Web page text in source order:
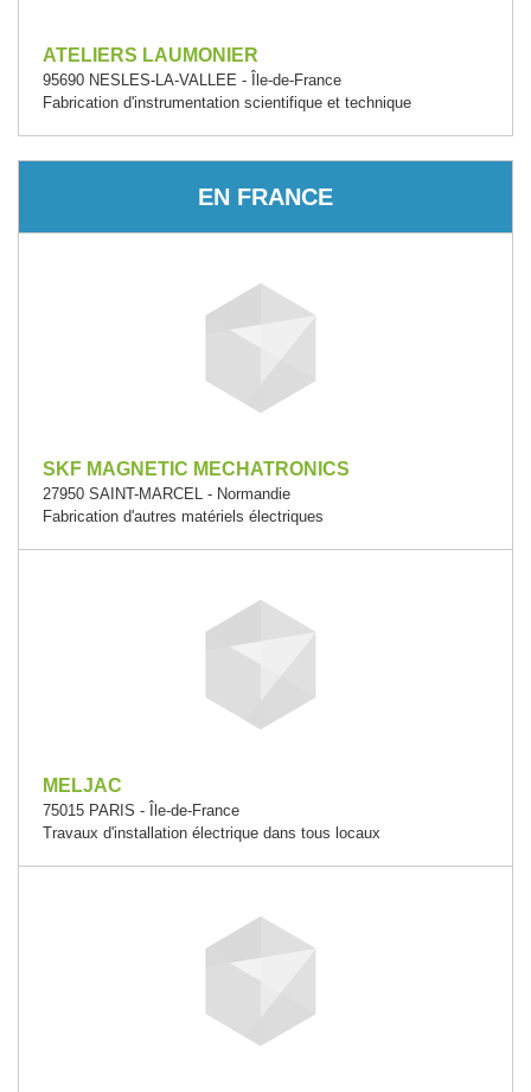
ATELIERS LAUMONIER
95690 NESLES-LA-VALLEE - Île-de-France
Fabrication d'instrumentation scientifique et technique
EN FRANCE
SKF MAGNETIC MECHATRONICS
27950 SAINT-MARCEL - Normandie
Fabrication d'autres matériels électriques
MELJAC
75015 PARIS - Île-de-France
Travaux d'installation électrique dans tous locaux